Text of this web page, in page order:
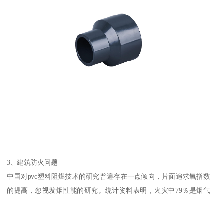
3、建筑防火问题
中国对pvc塑料阻燃技术的研究普遍存在一点倾向，片面追求氧指数
的提高，忽视发烟性能的研究。统计资料表明，火灾中79％是烟气